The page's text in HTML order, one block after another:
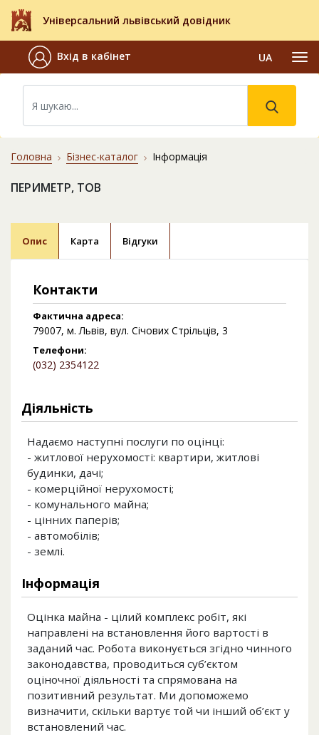
Універсальний львівський довідник
Вхід в кабінет UA
Головна Бізнес-каталог Інформація
ПЕРИМЕТР, ТОВ
Опис Карта Відгуки
Контакти
Фактична адреса:
79007, м. Львів, вул. Січових Стрільців, 3
Телефони:
(032) 2354122
Діяльність
Надаємо наступні послуги по оцінці:
- житлової нерухомості: квартири, житлові
будинки, дачі;
- комерційної нерухомості;
- комунального майна;
- цінних паперів;
- автомобілів;
- землі.
Інформація
Оцінка майна - цілий комплекс робіт, які
направлені на встановлення його вартості в
заданий час. Робота виконується згідно чинного
законодавства, проводиться суб’єктом
оціночної діяльності та спрямована на
позитивний результат. Ми допоможемо
визначити, скільки вартує той чи інший об’єкт у
встановлений час.